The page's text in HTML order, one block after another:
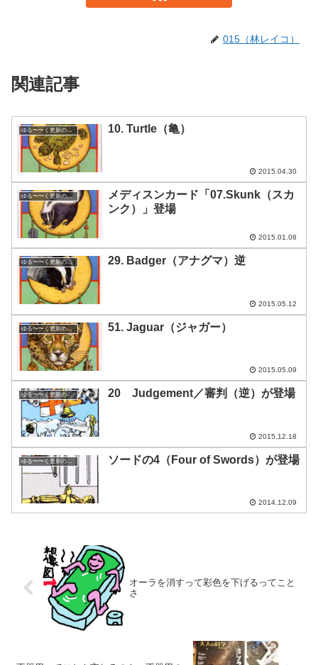
015（林レイコ）
関連記事
ゆる〜〜く更新の日めくり 10. Turtle（亀）
2015.04.30
ゆる〜〜く更新の日めくり
メディスンカード「07.Skunk（スカ
ンク）」登場
2015.01.08
ゆる〜〜く更新の日めくり 29. Badger（アナグマ）逆
2015.05.12
ゆる〜〜く更新の日めくり 51. Jaguar（ジャガー）
2015.05.09
ゆる〜〜く更新の日めくり 20 Judgement／審判（逆）が登場
2015.12.18
ゆる〜〜く更新の日めくり ソードの4（Four of Swords）が登場
2014.12.09
オーラを消すって彩色を下げるってこと
さ